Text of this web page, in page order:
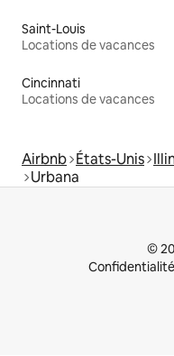
Saint-Louis
Locations de vacances
Cincinnati
Locations de vacances
Airbnb États-Unis
Urbana
©
Confidentialité